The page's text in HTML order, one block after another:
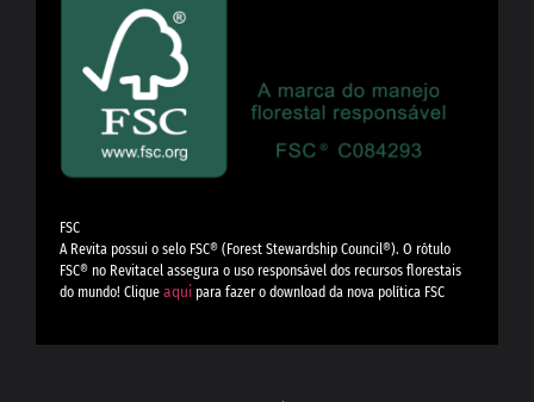
FSC
A Revita possui o selo FSC®️ (Forest Stewardship Council®️). O rótulo
FSC®️ no Revitacel assegura o uso responsável dos recursos florestais
do mundo! Clique aqui para fazer o download da nova política FSC